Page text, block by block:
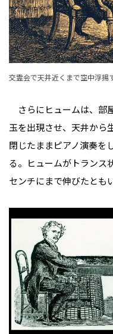
交霊会で天井近くまで空中浮揚
さらにヒュームは、部
玉を出現させ、天井から
閉じたままピアノ演奏を
る。ヒュームがトランス
センチにまで伸びたとも